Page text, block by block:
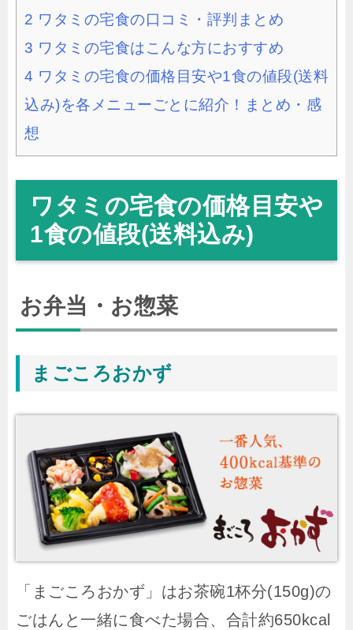
2 ワタミの宅食の口コミ・評判まとめ
3 ワタミの宅食はこんな方におすすめ
4 ワタミの宅食の価格目安や1食の値段(送料
込み)を各メニューごとに紹介！まとめ・感
想
ワタミの宅食の価格目安や
1食の値段(送料込み)
お弁当・お惣菜
まごころおかず
「まごころおかず」はお茶碗1杯分(150g)の
ごはんと一緒に食べた場合、合計約650kcal